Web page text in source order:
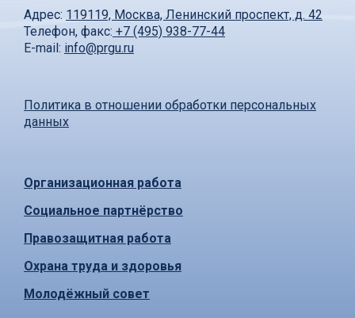
Адрес: 119119, Москва, Ленинский проспект, д. 42
Телефон, факс: +7 (495) 938-77-44
E-mail: info@prgu.ru
Политика в отношении обработки персональных
данных
Организационная работа
Социальное партнёрство
Правозащитная работа
Охрана труда и здоровья
Молодёжный совет